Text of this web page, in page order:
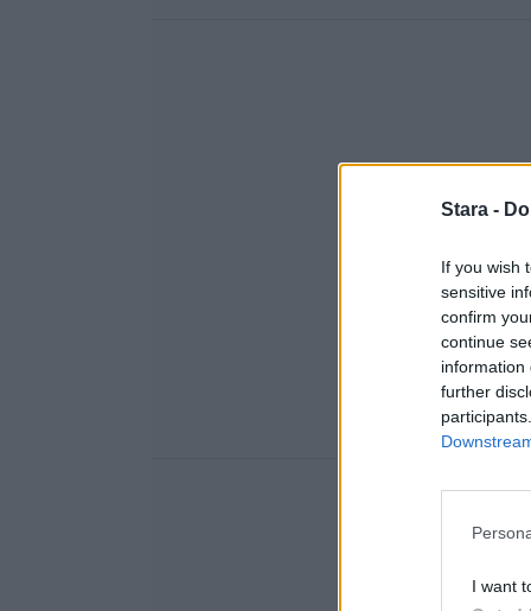
Stara -
If you wish
sensitive
confirm
continue
information
further
I want